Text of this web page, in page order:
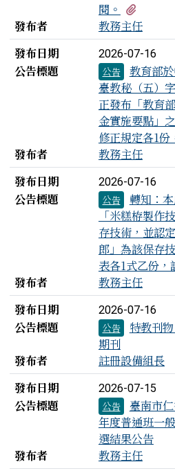
閱。
發布者
教務主任
發布日期
2026-07-16
公告標題 公告
教育部
臺教秘（五）
正發布「教育
金實施要點」
修正規定各1份
發布者
教務主任
發布日期
2026-07-16
公告標題 公告
轉知：
「米糕栫製作
存技術，並認
郎」為該保存
表各1式乙份，
發布者
教務主任
發布日期
2026-07-16
公告標題 公告
特教刊
期刊
發布者
註冊設備組長
發布日期
2026-07-15
公告標題 公告
臺南市
年度普通班一
選結果公告
發布者
教務主任